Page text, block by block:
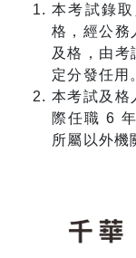
本考試錄
格，經公務
及格，由考
定分發任用
本考試及格
際任職 6
所屬以外機